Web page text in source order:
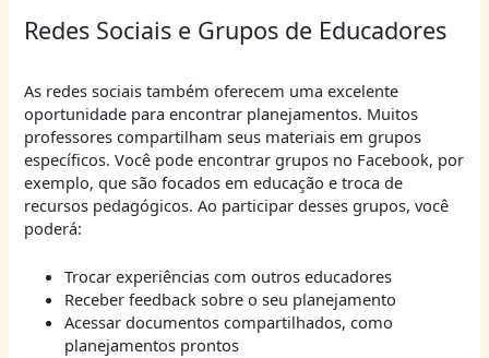
Redes Sociais e Grupos de Educadores
As redes sociais também oferecem uma excelente
oportunidade para encontrar planejamentos. Muitos
professores compartilham seus materiais em grupos
específicos. Você pode encontrar grupos no Facebook, por
exemplo, que são focados em educação e troca de
recursos pedagógicos. Ao participar desses grupos, você
poderá:
Trocar experiências com outros educadores
Receber feedback sobre o seu planejamento
Acessar documentos compartilhados, como
planejamentos prontos